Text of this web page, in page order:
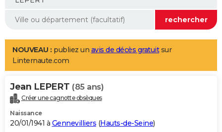
Mobiles
Meilleur smartphone
Internet
Ordinateurs
Jeux vidéo
Guide high-tech
Aménagement intérieur
LIFESTYLE
Art de vivre
Bien-être
Loisirs
Mode
Modes de vie
Alimentation
Guide de la santé
Maladies
Médicaments
Sommeil
VOYAGE
Destinations
City break
Voyage nature
Voyage de noces
Forum
Climat
+PHOTO
GUIDES D'ACHAT
NOUVEAU : publiez un avis de décès gratuitsur
Linternaute.com
Jean LEPERT (85 ans)
Créer une cagnotte obsèques
Naissance
20/01/1941 à Gennevilliers (Hauts-de-Seine)